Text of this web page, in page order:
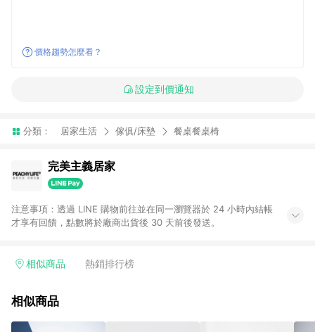
價格趨勢怎麼看？
設定到價通知
分類： 居家生活 傢俱/床墊 餐桌餐桌椅
完美主義居家
注意事項：透過 LINE 購物前往並在同一瀏覽器於 24 小時內結帳
才享有回饋，點數將於廠商出貨後 30 天前後發送。
相似商品 熱銷排行榜
相似商品